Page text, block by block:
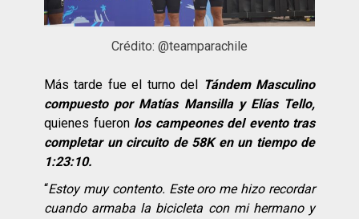
Crédito: @teamparachile
Más tarde fue el turno del
Tándem Masculino
compuesto por Matías Mansilla y Elías Tello,
quienes fueron los campeones del evento tras
completar un circuito de 58K en un tiempo de
1:23:10.
“Estoy muy contento. Este oro me hizo recordar
cuando armaba la bicicleta con mi hermano y